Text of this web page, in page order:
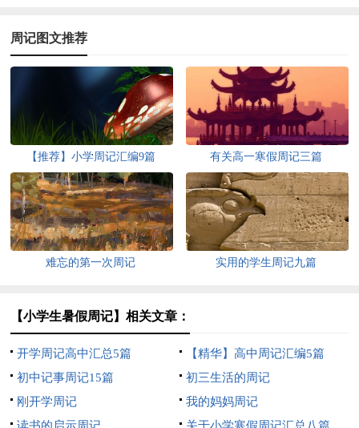
周记图文推荐
【推荐】小学周记汇编9篇 有关高一寒假周记三篇
难忘的第一次周记 实用的学生周记九篇
【小学生暑假周记】相关文章：
开学周记高中汇总5篇
【精华】高中周记汇编5篇
初中记事周记15篇
初三生活的周记
刚开学周记
我的妈妈周记
读书的启示周记
关于小学寒假周记汇总八篇